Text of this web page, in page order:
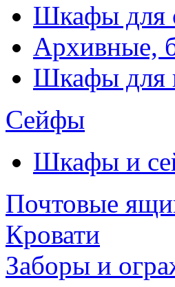
Шкафы для
Архивные,
Шкафы для
Сейфы
Шкафы и
Почтовые
Кровати
Заборы и